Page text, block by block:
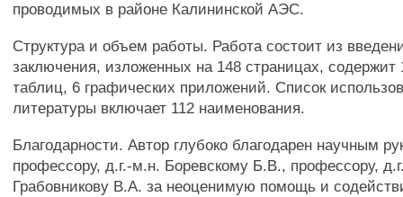
проводимых в районе Калининской АЭС.
Структура и объем работы. Работа состоит из
заключения, изложенных на 148 страницах, содержит
таблиц, 6 графических приложений. Список
литературы включает 112 наименования.
Благодарности. Автор глубоко благодарен научным
профессору, д.г.-м.н. Боревскому Б.В., профессору,
Грабовникову В.А. за неоценимую помощь и